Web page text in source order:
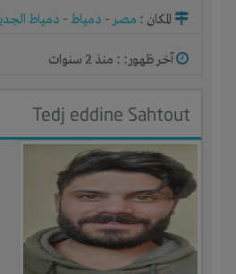
المكان : مصر- دمياط- دمياط
آخر ظهور: : منذ 2 سنوات
Tedj eddine Sahtout